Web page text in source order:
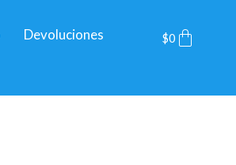
Devoluciones $0Cart